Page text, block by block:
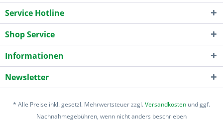
Service Hotline
Shop Service
Informationen
Newsletter
* Alle Preise inkl. gesetzl. Mehrwertsteuer zzgl.Versandkosten und ggf.
Nachnahmegebühren, wenn nicht anders beschrieben